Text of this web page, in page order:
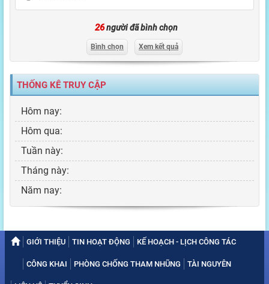
26người đã bình chọn
Bình chọn Xem kết quả
THỐNG KÊ TRUY CẬP
Hôm nay:
Hôm qua:
Tuần này:
Tháng này:
Năm nay:
GIỚI THIỆU TIN HOẠT ĐỘNG KẾ HOẠCH - LỊCH CÔNG TÁC
CÔNG KHAI PHÒNG CHỐNG THAM NHŨNG TÀI NGUYÊN